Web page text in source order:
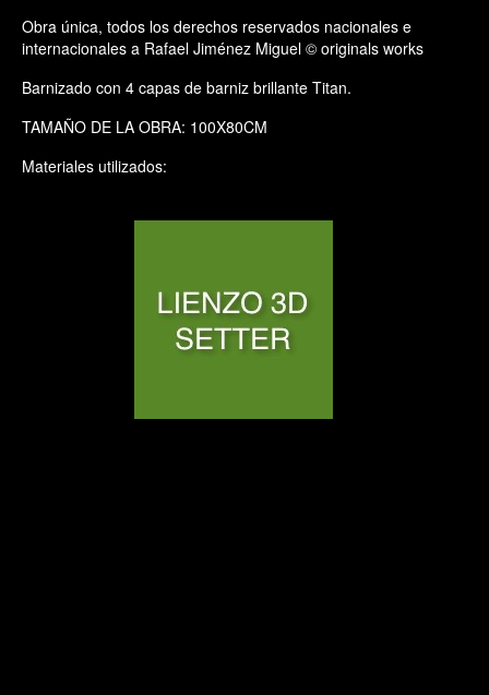
Obra única, todos los derechos reservados nacionales e
internacionales a Rafael Jiménez Miguel © originals works
Barnizado con 4 capas de barniz brillante Titan.
TAMAÑO DE LA OBRA: 100X80CM
Materiales utilizados: